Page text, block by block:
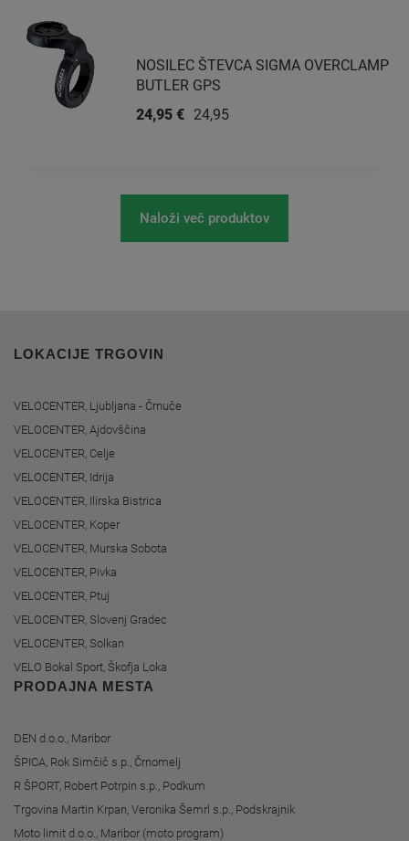
NOSILEC ŠTEVCA SIGMA OVERCLAMP
BUTLER GPS
24,95 €
24,95 €
Naloži več produktov
LOKACIJE TRGOVIN
VELOCENTER, Ljubljana - Črnuče
VELOCENTER, Ajdovščina
VELOCENTER, Celje
VELOCENTER, Idrija
VELOCENTER, Ilirska Bistrica
VELOCENTER, Koper
VELOCENTER, Murska Sobota
VELOCENTER, Pivka
VELOCENTER, Ptuj
VELOCENTER, Slovenj Gradec
VELOCENTER, Solkan
VELO Bokal Sport, Škofja Loka
PRODAJNA MESTA
DEN d.o.o., Maribor
ŠPICA, Rok Simčič s.p., Črnomelj
R ŠPORT, Robert Potrpin s.p., Podkum
Trgovina Martin Krpan, Veronika Šemrl s.p., Podskrajnik
Moto limit d.o.o., Maribor (moto program)